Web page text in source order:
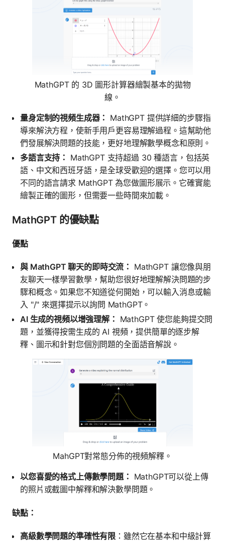
MathGPT 的 3D 圖形計算器繪製基本的拋物
線。
量身定制的視頻生成器： MathGPT 提供詳細的步驟指
導來解決方程，使新手用戶更容易理解過程。這幫助他
們發展解決問題的技能，更好地理解數學概念和原則。
多語言支持： MathGPT 支持超過 30 種語言，包括英
語、中文和西班牙語，是全球受歡迎的選擇。您可以用
不同的語言請求 MathGPT 為您做圖形展示。它確實能
繪製正確的圖形，但需要一些時間來加載。
MathGPT 的優缺點
優點
與 MathGPT 聊天的即時交流： MathGPT 讓您像與朋
友聊天一樣學習數學，幫助您很好地理解解決問題的步
驟和概念。如果您不知道從何開始，可以輸入消息或輸
入 "/" 來選擇提示以詢問 MathGPT。
AI 生成的視頻以增強理解： MathGPT 使您能夠提交問
題，並獲得按需生成的 AI 視頻，提供簡單的逐步解
釋、圖示和針對您個別問題的全面語音解說。
MahGPT對常態分佈的視頻解釋。
以您喜愛的格式上傳數學問題： MathGPT可以從上傳
的照片或截圖中解釋和解決數學問題。
缺點：
高級數學問題的準確性有限 ：雖然它在基本和中級計算